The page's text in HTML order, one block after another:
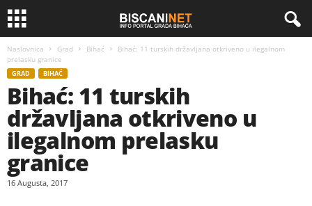
Naslovnica Grad Bihać
Bihać: 11 turskih državljana otkriveno u ilegalnom
prelasku granice
GRAD BIHAĆ
Bihać: 11 turskih
državljana otkriveno u
ilegalnom prelasku
granice
16 Augusta, 2017